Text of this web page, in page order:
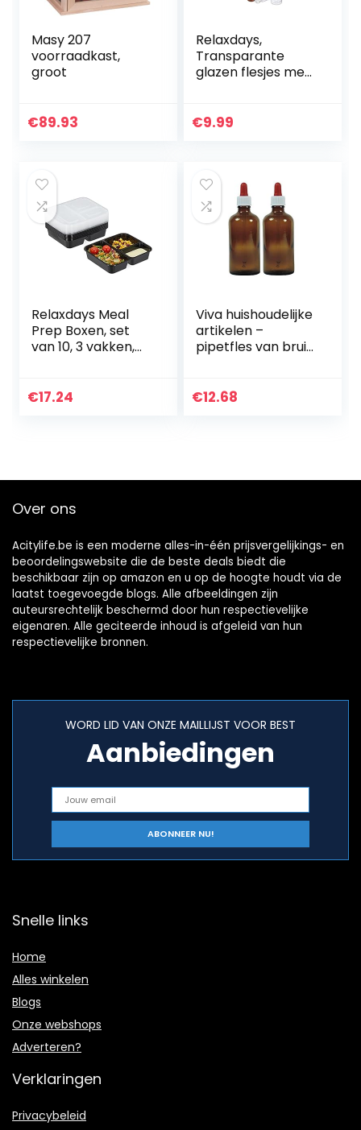
Masy 207
voorraadkast,
groot
€89.93
Relaxdays,
Transparante
glazen flesjes met
olie, specerijen,
€9.99
Relaxdays Meal
Prep Boxen, set
van 10, 3 vakken,
dig, kunststof
€17.24
Viva huishoudelijke
artikelen –
pipetfles van bruin
apothekersflessen
€12.68
Over ons
Acitylife.be is een moderne alles-in-één prijsvergelijkings- en
beoordelingswebsite die de beste deals biedt die
beschikbaar zijn op amazon en u op de hoogte houdt via de
laatst toegevoegde blogs. Alle afbeeldingen zijn
auteursrechtelijk beschermd door hun respectievelijke
eigenaren. Alle geciteerde inhoud is afgeleid van hun
respectievelijke bronnen.
WORD LID VAN ONZE MAILLIJST VOOR BEST
Aanbiedingen
Snelle links
Home
Alles winkelen
Blogs
Onze webshops
Adverteren?
Verklaringen
Privacybeleid